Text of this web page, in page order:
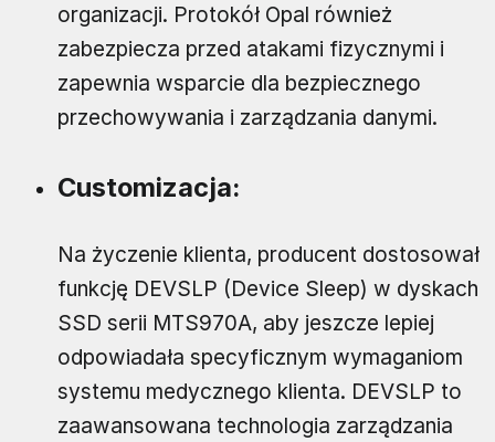
organizacji. Protokół Opal również
zabezpiecza przed atakami fizycznymi i
zapewnia wsparcie dla bezpiecznego
przechowywania i zarządzania danymi.
Customizacja:
Na życzenie klienta, producent dostosował
funkcję DEVSLP (Device Sleep) w dyskach
SSD serii MTS970A, aby jeszcze lepiej
odpowiadała specyficznym wymaganiom
systemu medycznego klienta. DEVSLP to
zaawansowana technologia zarządzania